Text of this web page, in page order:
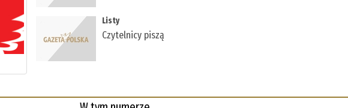
Listy
Czytelnicy piszą